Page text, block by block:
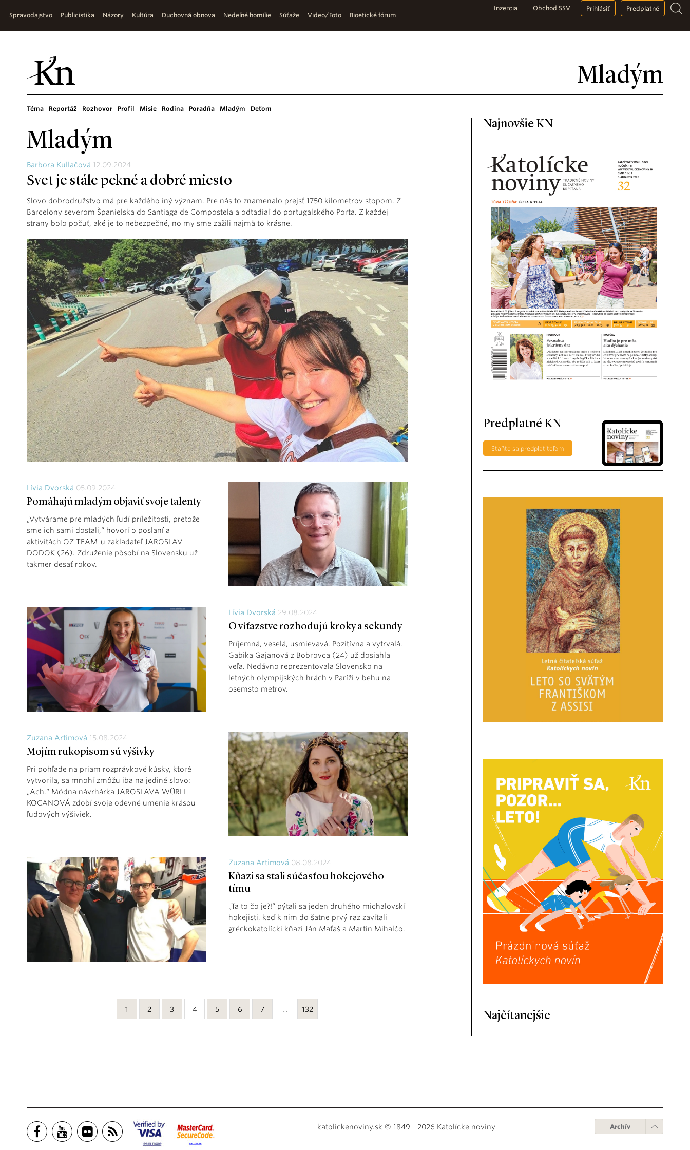
Mladým
Spravodajstvo Publicistika Názory Kultúra Duchovná obnova Nedeľné homílie Súťaže Video/Foto Bioetické fórum
Inzercia Obchod SSV Prihlásiť Predplatné
Téma Reportáž Rozhovor Profil Misie Rodina Poradňa Mladým Deťom
Mladým
Barbora Kullačová 12.09.2024
Svet je stále pekné a dobré miesto
Slovo dobrodružstvo má pre každého iný význam. Pre nás to znamenalo prejsť 1750 kilometrov stopom. Z
Barcelony severom Španielska do Santiaga de Compostela a odtadiaľ do portugalského Porta. Z každej
strany bolo počuť, aké je to nebezpečné, no my sme zažili najmä to krásne.
Lívia Dvorská 05.09.2024
Pomáhajú mladým objaviť svoje talenty
„Vytvárame pre mladých ľudí príležitosti, pretože
sme ich sami dostali,“ hovorí o poslaní a
aktivitách OZ TEAM-u zakladateľ JAROSLAV
DODOK (26). Združenie pôsobí na Slovensku už
takmer desať rokov.
Lívia Dvorská 29.08.2024
O víťazstve rozhodujú kroky a sekundy
Príjemná, veselá, usmievavá. Pozitívna a vytrvalá.
Gabika Gajanová z Bobrovca (24) už dosiahla
veľa. Nedávno reprezentovala Slovensko na
letných olympijských hrách v Paríži v behu na
osemsto metrov.
Zuzana Artimová 15.08.2024
Mojím rukopisom sú výšivky
Pri pohľade na priam rozprávkové kúsky, ktoré
vytvorila, sa mnohí zmôžu iba na jediné slovo:
„Ach.“ Módna návrhárka JAROSLAVA WÜRLL
KOCANOVÁ zdobí svoje odevné umenie krásou
ľudových výšiviek.
Zuzana Artimová 08.08.2024
Kňazi sa stali súčasťou hokejového
tímu
„Ta to čo je?!“ pýtali sa jeden druhého michalovskí
hokejisti, keď k nim do šatne prvý raz zavítali
gréckokatolícki kňazi Ján Maťaš a Martin Mihalčo.
1 2 3 4 5 6 7 … 132
Najnovšie KN
Predplatné KN
Staňte sa predplatiteľom
Najčítanejšie
katolickenoviny.sk © 1849 - 2026 Katolícke noviny Archív